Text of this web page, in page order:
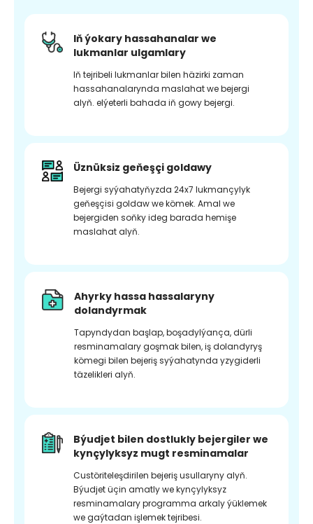
Iň ýokary hassahanalar we
lukmanlar ulgamlary
Iň tejribeli lukmanlar bilen häzirki zaman
hassahanalarynda maslahat we bejergi
alyň. elýeterli bahada iň gowy bejergi.
Üznüksiz geňeşçi goldawy
Bejergi syýahatyňyzda 24x7 lukmançylyk
geňeşçisi goldaw we kömek. Amal we
bejergiden soňky ideg barada hemişe
maslahat alyň.
Ahyrky hassa hassalaryny
dolandyrmak
Tapyndydan başlap, boşadylýança, dürli
resminamalary goşmak bilen, iş dolandyryş
kömegi bilen bejeriş syýahatynda yzygiderli
täzelikleri alyň.
Býudjet bilen dostlukly bejergiler we
kynçylyksyz mugt resminamalar
Custöriteleşdirilen bejeriş usullaryny alyň.
Býudjet üçin amatly we kynçylyksyz
resminamalary programma arkaly ýüklemek
we gaýtadan işlemek tejribesi.